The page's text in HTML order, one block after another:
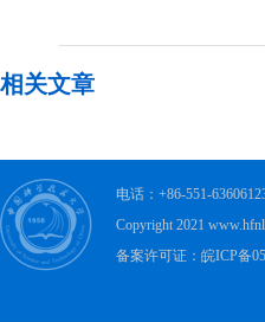
相关文章
电话：+86-551-
Copyright 2021
备案许可证：皖ICP备